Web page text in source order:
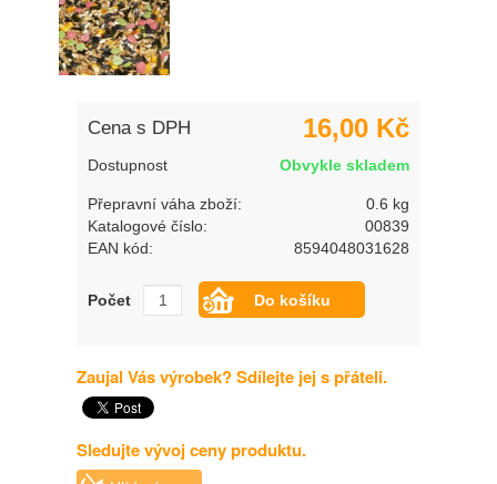
Cena s DPH 16,00 Kč
Dostupnost Obvykle skladem
Přepravní váha zboží:
0.6 kg
Katalogové číslo:
00839
EAN kód:
8594048031628
Počet
Zaujal Vás výrobek? Sdílejte jej s přáteli.
Sledujte vývoj ceny produktu.